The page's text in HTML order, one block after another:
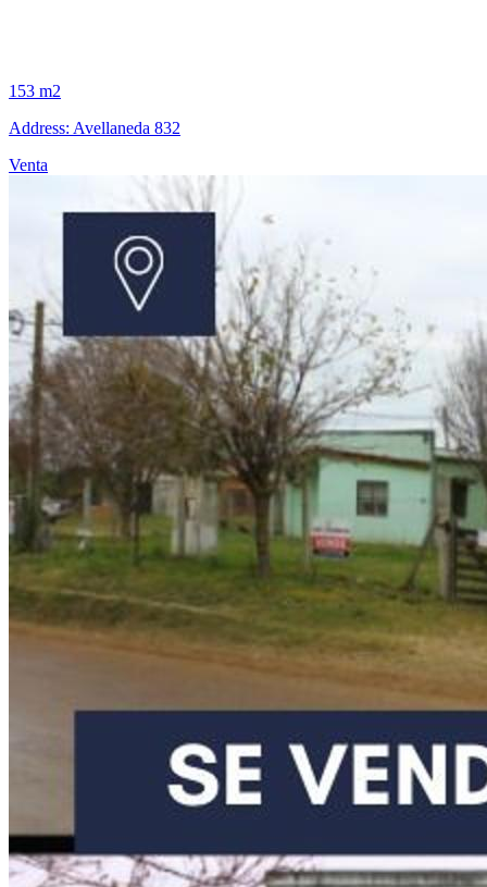
153 m2
Address: Avellaneda 832
Venta